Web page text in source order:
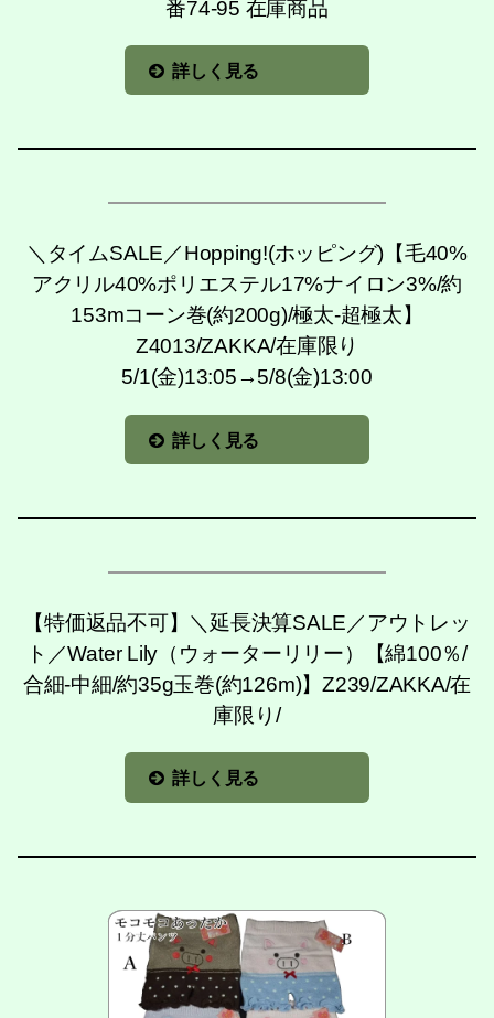
番74-95 在庫商品
詳しく見る
＼タイムSALE／Hopping!(ホッピング)【毛40%
アクリル40%ポリエステル17%ナイロン3%/約
153mコーン巻(約200g)/極太-超極太】
Z4013/ZAKKA/在庫限り
5/1(金)13:05→5/8(金)13:00
詳しく見る
【特価返品不可】＼延長決算SALE／アウトレッ
ト／Water Lily（ウォーターリリー）【綿100％/
合細-中細/約35g玉巻(約126m)】Z239/ZAKKA/在
庫限り/
詳しく見る